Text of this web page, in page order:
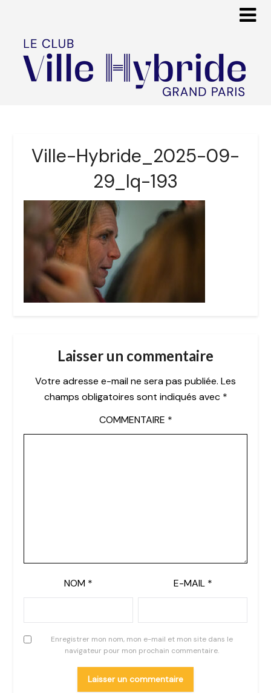
Ville-Hybride_2025-09-
29_lq-193
Laisser un commentaire
Votre adresse e-mail ne sera pas publiée. Les
champs obligatoires sont indiqués avec *
COMMENTAIRE *
NOM * E-MAIL *
Enregistrer mon nom, mon e-mail et mon site dans le
navigateur pour mon prochain commentaire.